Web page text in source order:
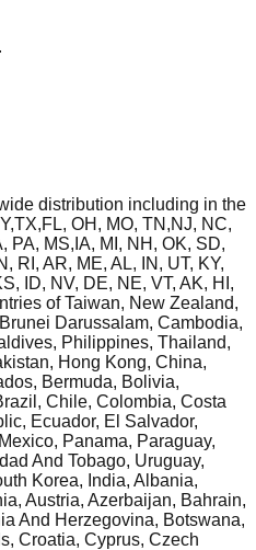
distribution including in the
OH, MO, TN,NJ, NC,
PA, MS,IA, MI, NH, OK, SD,
RI, AR, ME, AL, IN, UT, KY,
ID, NV, DE, NE, VT, AK, HI,
of Taiwan, New Zealand,
Darussalam, Cambodia,
Philippines, Thailand,
Hong Kong, China,
Bermuda, Bolivia,
Chile, Colombia, Costa
Ecuador, El Salvador,
Panama, Paraguay,
And Tobago, Uruguay,
Korea, India, Albania,
Austria, Azerbaijan, Bahrain,
And Herzegovina, Botswana,
Croatia, Cyprus, Czech